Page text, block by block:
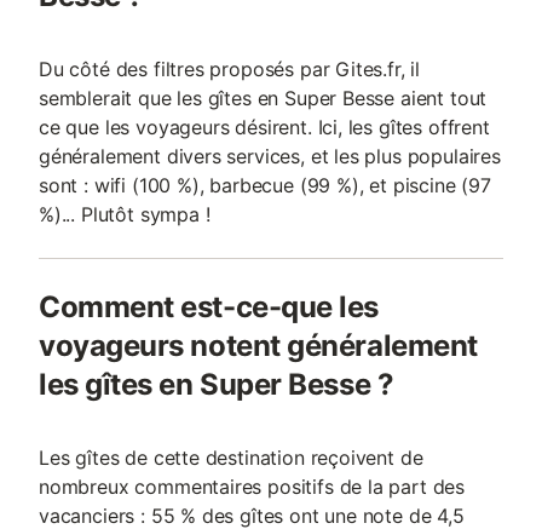
Du côté des filtres proposés par Gites.fr, il
semblerait que les gîtes en Super Besse aient tout
ce que les voyageurs désirent. Ici, les gîtes offrent
généralement divers services, et les plus populaires
sont : wifi (100 %), barbecue (99 %), et piscine (97
%)... Plutôt sympa !
Comment est-ce-que les
voyageurs notent généralement
les gîtes en Super Besse ?
Les gîtes de cette destination reçoivent de
nombreux commentaires positifs de la part des
vacanciers : 55 % des gîtes ont une note de 4,5